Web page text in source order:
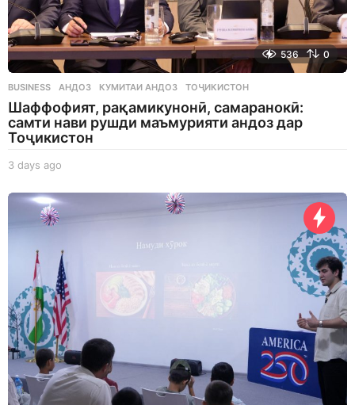
536 0
BUSINESS АНДОЗ ,КУМИТАИ АНДОЗ ,ТОҶИКИСТОН
Шаффофият, рақамикунонӣ, самаранокӣ:
самти нави рушди маъмурияти андоз дар
Тоҷикистон
3 days ago
a
g
o